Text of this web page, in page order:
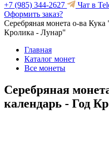
+7 (985) 344-2627
Чат в
Оформить заказ?
Серебряная монета о-ва
Кролика - Лунар"
Главная
Каталог монет
Все монеты
Серебряная
календарь - Год